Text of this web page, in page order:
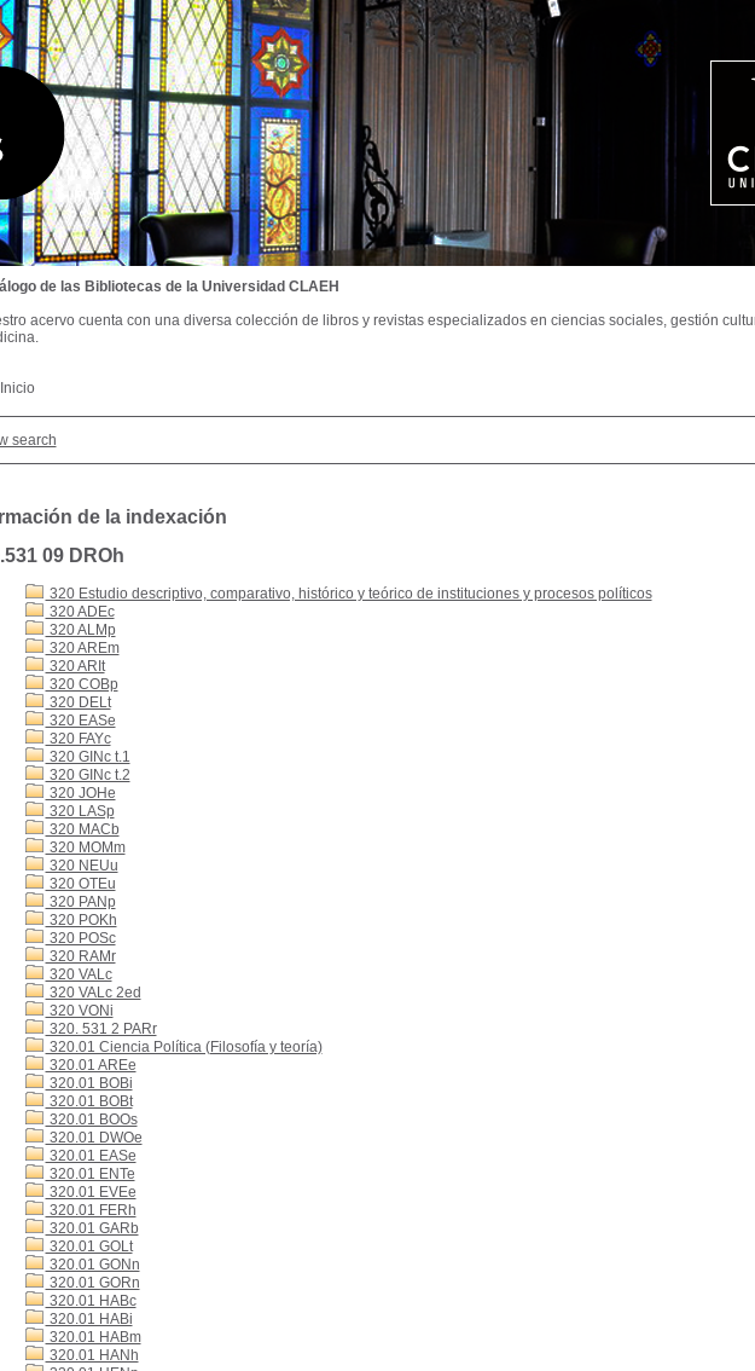
Inicio
search
de la indexación
09 DROh
320 Estudio descriptivo, comparativo, histórico y teórico de instituciones y procesos políticos
320 ADEc
320 ALMp
320 AREm
320 ARIt
320 COBp
320 DELt
320 EASe
320 FAYc
320 GINc t.1
320 GINc t.2
320 JOHe
320 LASp
320 MACb
320 MOMm
320 NEUu
320 OTEu
320 PANp
320 POKh
320 POSc
320 RAMr
320 VALc
320 VALc 2ed
320 VONi
320. 531 2 PARr
320.01 Ciencia Política (Filosofía y teoría)
320.01 AREe
320.01 BOBi
320.01 BOBt
320.01 BOOs
320.01 DWOe
320.01 EASe
320.01 ENTe
320.01 EVEe
320.01 FERh
320.01 GARb
320.01 GOLt
320.01 GONn
320.01 GORn
320.01 HABc
320.01 HABi
320.01 HABm
320.01 HANh
de las Bibliotecas de la Universidad CLAEH
acervo cuenta con una diversa colección de libros y revistas especializados en ciencias sociales, gestión